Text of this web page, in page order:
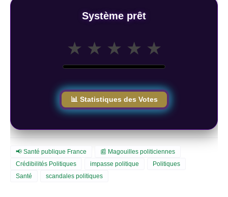
Système prêt
★ ★ ★ ★ ★
📊 Statistiques des Votes
📢 Santé publique France
📰 Magouilles politiciennes
Crédibilités Politiques
impasse politique
Politiques
Santé
scandales politiques